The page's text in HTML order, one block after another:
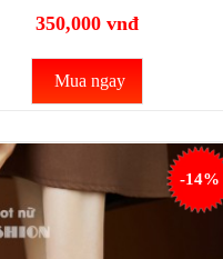
350,000 vnđ
Mua ngay
-14%